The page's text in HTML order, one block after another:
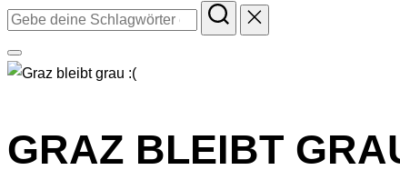
Suchen
Seitenleiste
umschalten
GRAZ BLEIBT